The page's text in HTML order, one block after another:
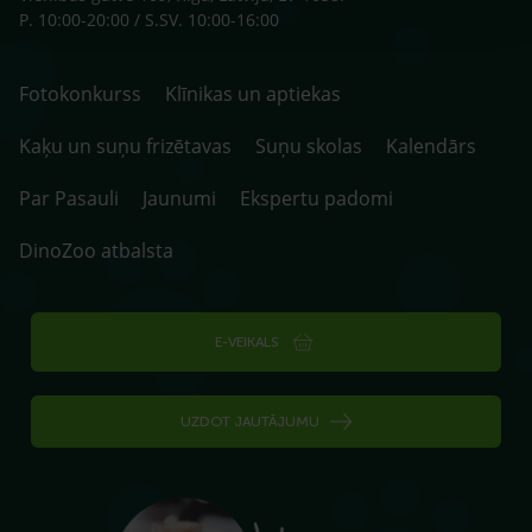
P. 10:00-20:00 / S.SV. 10:00-16:00
Fotokonkurss
Klīnikas un aptiekas
Kaķu un suņu frizētavas
Suņu skolas
Kalendārs
Par Pasauli
Jaunumi
Ekspertu padomi
DinoZoo atbalsta
E-VEIKALS
UZDOT JAUTĀJUMU